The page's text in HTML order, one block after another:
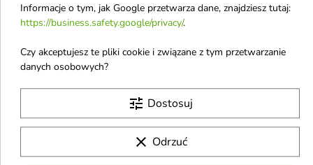
Adidas
AirWick
AllNutrition
Informacje o tym, jak Google przetwarza dane, znajdziesz tutaj:
https://business.safety.google/privacy/.
Czy akceptujesz te pliki cookie i związane z tym przetwarzanie
danych osobowych?
tune Dostosuj
clear Odrzuć